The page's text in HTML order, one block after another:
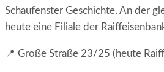
Schaufenster Geschichte. An der
heute eine Filiale der
📍 Große Straße 23/25 (heute